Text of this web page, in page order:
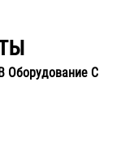
Оборудование С